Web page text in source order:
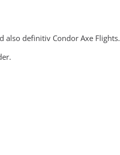
also definitiv Condor Axe Flights.